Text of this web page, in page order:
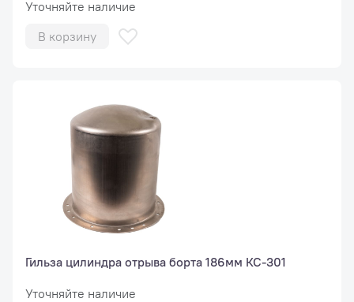
Уточняйте наличие
В корзину
Гильза цилиндра отрыва борта 186мм КС-301
Уточняйте наличие